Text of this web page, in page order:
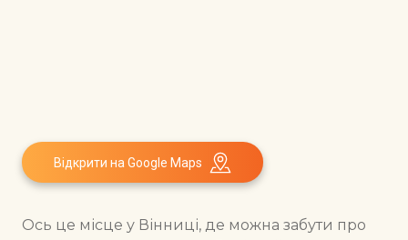
Відкрити на Google Maps
Ось це місце у Вінниці, де можна забути про